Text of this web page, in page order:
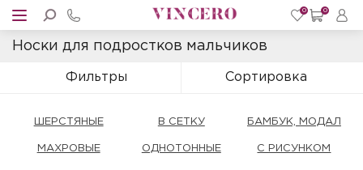
0 0
Носки для подростков мальчиков
Фильтры Сортировка
ШЕРСТЯНЫЕ В СЕТКУ БАМБУК, МОДАЛ
МАХРОВЫЕ ОДНОТОННЫЕ С РИСУНКОМ